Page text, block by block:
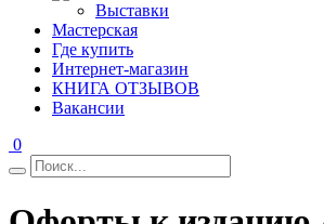
Выставки
Мастерская
Где купить
Интернет-магазин
КНИГА ОТЗЫВОВ
Вакансии
0